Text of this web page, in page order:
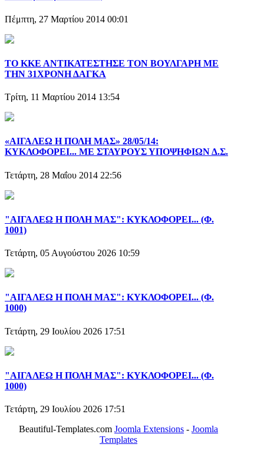
Πέμπτη, 27 Μαρτίου 2014 00:01
ΤΟ ΚΚΕ ΑΝΤΙΚΑΤΕΣΤΗΣΕ ΤΟΝ ΒΟΥΛΓΑΡΗ ΜΕ
ΤΗΝ 31ΧΡΟΝΗ ΔΑΓΚΑ
Τρίτη, 11 Μαρτίου 2014 13:54
«ΑΙΓΑΛΕΩ Η ΠΟΛΗ ΜΑΣ» 28/05/14:
ΚΥΚΛΟΦΟΡΕΙ... ΜΕ ΣΤΑΥΡΟΥΣ ΥΠΟΨΗΦΙΩΝ Δ.Σ.
Τετάρτη, 28 Μαΐου 2014 22:56
"ΑΙΓΑΛΕΩ Η ΠΟΛΗ ΜΑΣ": ΚΥΚΛΟΦΟΡΕΙ... (Φ.
1001)
Τετάρτη, 05 Αυγούστου 2026 10:59
"ΑΙΓΑΛΕΩ Η ΠΟΛΗ ΜΑΣ": ΚΥΚΛΟΦΟΡΕΙ... (Φ.
1000)
Τετάρτη, 29 Ιουλίου 2026 17:51
"ΑΙΓΑΛΕΩ Η ΠΟΛΗ ΜΑΣ": ΚΥΚΛΟΦΟΡΕΙ... (Φ.
1000)
Τετάρτη, 29 Ιουλίου 2026 17:51
Beautiful-Templates.comJoomla Extensions -Joomla
Templates